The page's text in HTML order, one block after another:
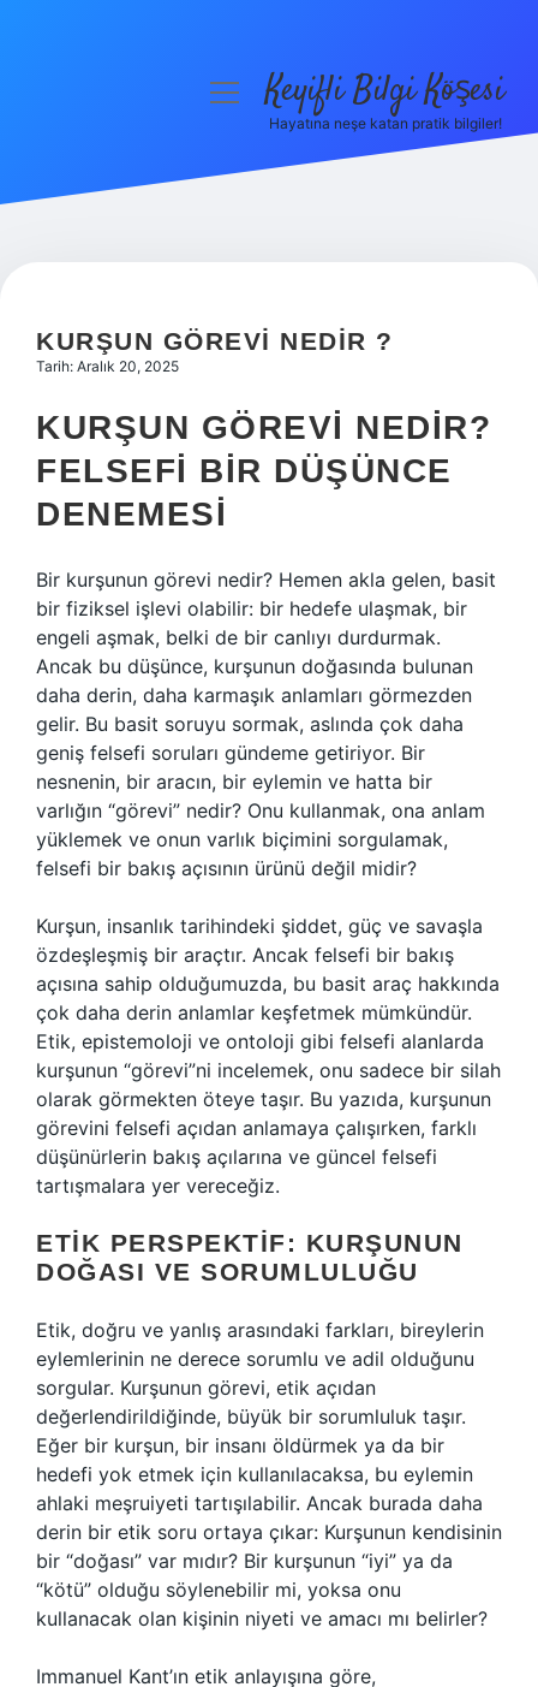
Hakkımızda
menüyüKeyifli Bilgi Köşesi
Hayatına neşe katan pratik bilgiler!
KURŞUN GÖREVI NEDIR ?
Tarih: Aralık 20, 2025
KURŞUN GÖREVI NEDIR?
FELSEFI BIR DÜŞÜNCE
DENEMESI
Bir kurşunun görevi nedir? Hemen akla gelen, basit
bir fiziksel işlevi olabilir: bir hedefe ulaşmak, bir
engeli aşmak, belki de bir canlıyı durdurmak.
Ancak bu düşünce, kurşunun doğasında bulunan
daha derin, daha karmaşık anlamları görmezden
gelir. Bu basit soruyu sormak, aslında çok daha
geniş felsefi soruları gündeme getiriyor. Bir
nesnenin, bir aracın, bir eylemin ve hatta bir
varlığın “görevi” nedir? Onu kullanmak, ona anlam
yüklemek ve onun varlık biçimini sorgulamak,
felsefi bir bakış açısının ürünü değil midir?
Kurşun, insanlık tarihindeki şiddet, güç ve savaşla
özdeşleşmiş bir araçtır. Ancak felsefi bir bakış
açısına sahip olduğumuzda, bu basit araç hakkında
çok daha derin anlamlar keşfetmek mümkündür.
Etik, epistemoloji ve ontoloji gibi felsefi alanlarda
kurşunun “görevi”ni incelemek, onu sadece bir silah
olarak görmekten öteye taşır. Bu yazıda, kurşunun
görevini felsefi açıdan anlamaya çalışırken, farklı
düşünürlerin bakış açılarına ve güncel felsefi
tartışmalara yer vereceğiz.
ETIK PERSPEKTIF: KURŞUNUN
DOĞASI VE SORUMLULUĞU
Etik, doğru ve yanlış arasındaki farkları, bireylerin
eylemlerinin ne derece sorumlu ve adil olduğunu
sorgular. Kurşunun görevi, etik açıdan
değerlendirildiğinde, büyük bir sorumluluk taşır.
Eğer bir kurşun, bir insanı öldürmek ya da bir
hedefi yok etmek için kullanılacaksa, bu eylemin
ahlaki meşruiyeti tartışılabilir. Ancak burada daha
derin bir etik soru ortaya çıkar: Kurşunun kendisinin
bir “doğası” var mıdır? Bir kurşunun “iyi” ya da
“kötü” olduğu söylenebilir mi, yoksa onu
kullanacak olan kişinin niyeti ve amacı mı belirler?
Immanuel Kant’ın etik anlayışına göre,